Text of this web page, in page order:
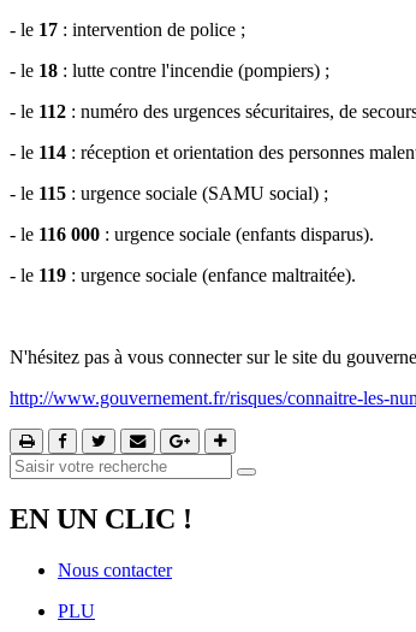
- le 17 : intervention de police ;
- le 18 : lutte contre l'incendie (pompiers) ;
- le 112 : numéro des urgences sécuritaires, de
- le 114 : réception et orientation des personnes
- le 115 : urgence sociale (SAMU social) ;
- le 116 000 : urgence sociale (enfants disparus).
- le 119 : urgence sociale (enfance maltraitée).
N'hésitez pas à vous connecter sur le site du
http://www.gouvernement.fr/risques/connaitre-les-
EN UN CLIC !
Nous contacter
PLU